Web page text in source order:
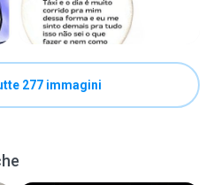
277 immagini